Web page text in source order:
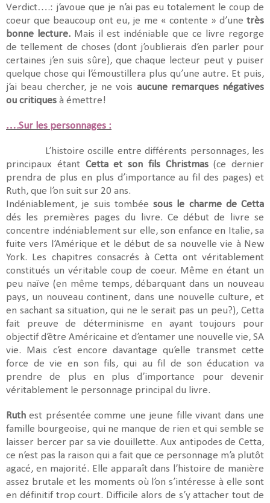
Verdict….: j’avoue que je n’ai pas eu totalement le coup de
coeur que beaucoup ont eu, je me « contente » d’une très
bonne lecture. Mais il est indéniable que ce livre regorge
de tellement de choses (dont j’oublierais d’en parler pour
certaines j’en suis sûre), que chaque lecteur peut y puiser
quelque chose qui l’émoustillera plus qu’une autre. Et puis,
j’ai beau chercher, je ne vois aucune remarques négatives
ou critiques à émettre!
….Sur les personnages :
L’histoire oscille entre différents personnages, les
principaux étant Cetta et son fils Christmas(ce dernier
prendra de plus en plus d’importance au fil des pages) et
Ruth, que l’on suit sur 20 ans.
Indéniablement, je suis tombée sous le charme de Cetta
dés les premières pages du livre. Ce début de livre se
concentre indéniablement sur elle, son enfance en Italie, sa
fuite vers l’Amérique et le début de sa nouvelle vie à New
York. Les chapitres consacrés à Cetta ont véritablement
constitués un véritable coup de coeur. Même en étant un
peu naïve (en même temps, débarquant dans un nouveau
pays, un nouveau continent, dans une nouvelle culture, et
en sachant sa situation, qui ne le serait pas un peu?), Cetta
fait preuve de déterminisme en ayant toujours pour
objectif d’être Américaine et d’entamer une nouvelle vie, SA
vie. Mais c’est encore davantage qu’elle transmet cette
force de vie en son fils, qui au fil de son éducation va
prendre de plus en plus d’importance pour devenir
véritablement le personnage principal du livre.
Ruthest présentée comme une jeune fille vivant dans une
famille bourgeoise, qui ne manque de rien et qui semble se
laisser bercer par sa vie douillette. Aux antipodes de Cetta,
ce n’est pas la raison qui a fait que ce personnage m’a plutôt
agacé, en majorité. Elle apparaît dans l’histoire de manière
assez brutale et les moments où l’on s’intéresse à elle sont
en définitif trop court. Difficile alors de s’y attacher tout de